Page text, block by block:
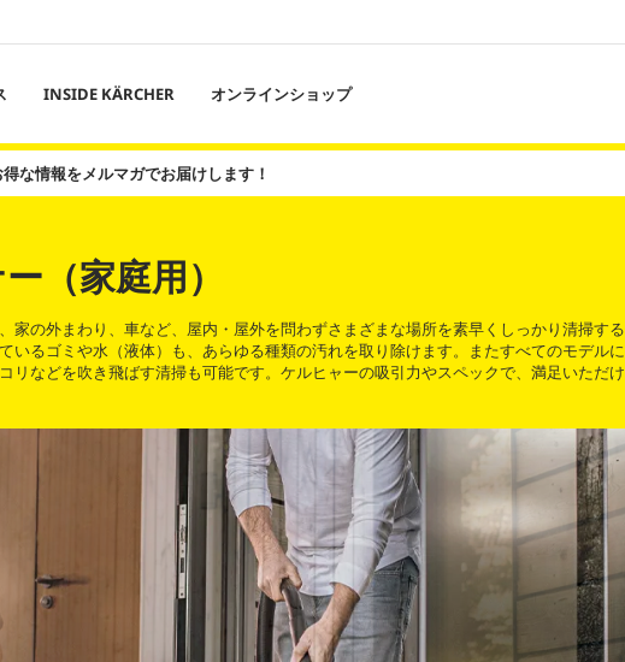
INSIDE KÄRCHER オンラインショップ
な情報をメルマガでお届けします！
（家庭用）
の外まわり、車など、屋内・屋外を問わずさまざまな場所を素早くしっかり清掃する
るゴミや水（液体）も、あらゆる種類の汚れを取り除けます。またすべてのモデルに
などを吹き飛ばす清掃も可能です。ケルヒャーの吸引力やスペックで、満足いただけ